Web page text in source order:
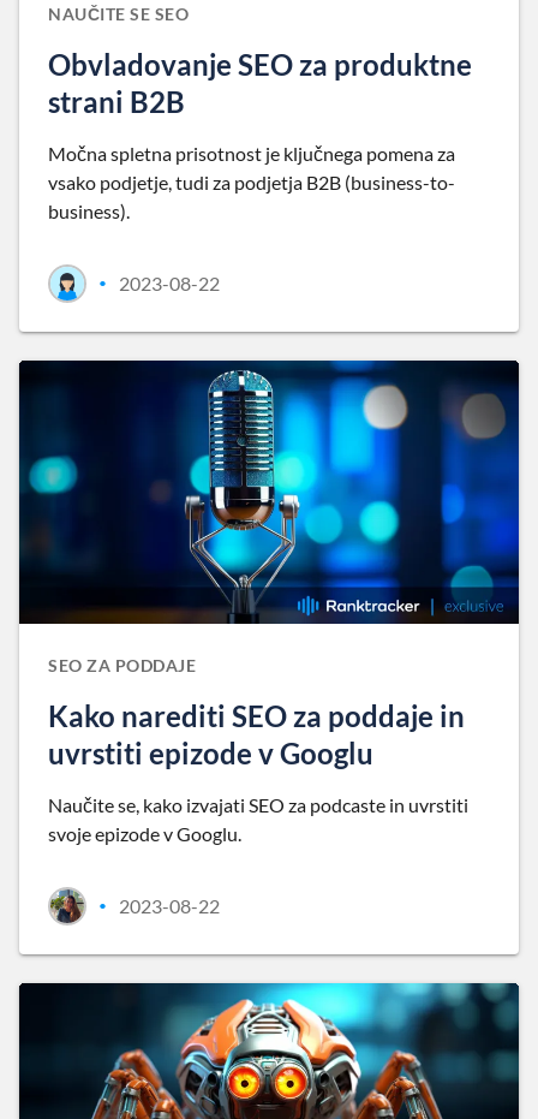
NAUČITE SE SEO
Obvladovanje SEO za produktne
strani B2B
Močna spletna prisotnost je ključnega pomena za
vsako podjetje, tudi za podjetja B2B (business-to-
business).
• 2023-08-22
SEO ZA PODDAJE
Kako narediti SEO za poddaje in
uvrstiti epizode v Googlu
Naučite se, kako izvajati SEO za podcaste in uvrstiti
svoje epizode v Googlu.
• 2023-08-22